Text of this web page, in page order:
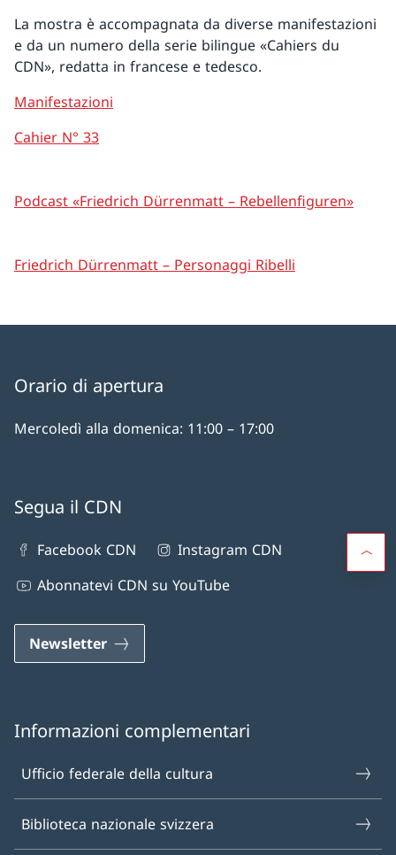
La mostra è accompagnata da diverse manifestazioni
e da un numero della serie bilingue «Cahiers du
CDN», redatta in francese e tedesco.
Manifestazioni
Cahier N° 33
Podcast «Friedrich Dürrenmatt – Rebellenfiguren»
Friedrich Dürrenmatt – Personaggi Ribelli
Orario di apertura
Mercoledì alla domenica: 11:00 – 17:00
Segua il CDN
Facebook CDN
Instagram CDN
Abonnatevi CDN su YouTube
Newsletter
Informazioni complementari
Ufficio federale della cultura
Biblioteca nazionale svizzera